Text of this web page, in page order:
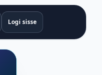
Logi sisse